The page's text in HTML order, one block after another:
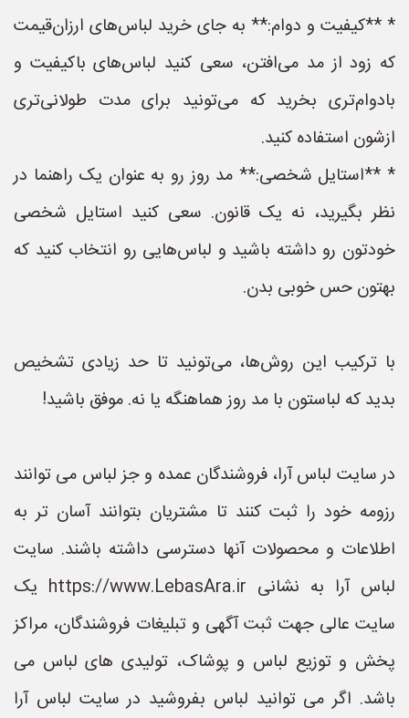
* **کیفیت و دوام:** به جای خرید لباس‌های ارزان‌قیمت
که زود از مد می‌افتن، سعی کنید لباس‌های باکیفیت و
بادوام‌تری بخرید که می‌تونید برای مدت طولانی‌تری
ازشون استفاده کنید.
* **استایل شخصی:** مد روز رو به عنوان یک راهنما در
نظر بگیرید، نه یک قانون. سعی کنید استایل شخصی
خودتون رو داشته باشید و لباس‌هایی رو انتخاب کنید که
بهتون حس خوبی بدن.
با ترکیب این روش‌ها، می‌تونید تا حد زیادی تشخیص
بدید که لباستون با مد روز هماهنگه یا نه. موفق باشید!
در سایت لباس آرا، فروشندگان عمده و جز لباس می توانند
رزومه خود را ثبت کنند تا مشتریان بتوانند آسان تر به
اطلاعات و محصولات آنها دسترسی داشته باشند. سایت
لباس آرا به نشانی https://www.LebasAra.ir یک
سایت عالی جهت ثبت آگهی و تبلیغات فروشندگان، مراکز
پخش و توزیع لباس و پوشاک، تولیدی های لباس می
باشد. اگر می توانید لباس بفروشید در سایت لباس آرا